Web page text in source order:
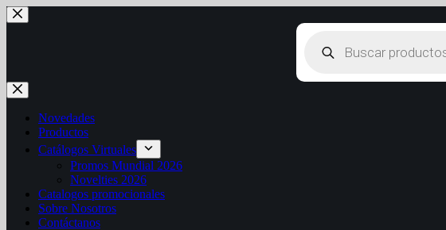
Novedades
Productos
Catálogos Virtuales
Promos Mundial 2026
Novelties 2026
Catalogos promocionales
Sobre Nosotros
Contáctanos